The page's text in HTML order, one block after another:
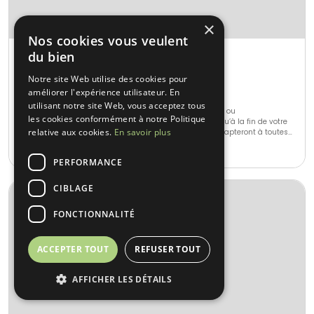
Prest Evenements
Arpajon (91)
Français Traditionnel • Portugais
Prest Évènements vous organise vos réceptions privées ou
professionnelles en vous accompagnant du début jusqu’à la fin de votre
projet. Tout est personnalisable, ces professionnels s’adapteront à toutes
saison.
×
Nos cookies vous veulent
du bien
Notre site Web utilise des cookies pour
améliorer l'expérience utilisateur. En
utilisant notre site Web, vous acceptez tous
les cookies conformément à notre Politique
relative aux cookies. En savoir plus
PERFORMANCE
CIBLAGE
FONCTIONNALITÉ
ACCEPTER TOUT REFUSER TOUT
AFFICHER LES DÉTAILS